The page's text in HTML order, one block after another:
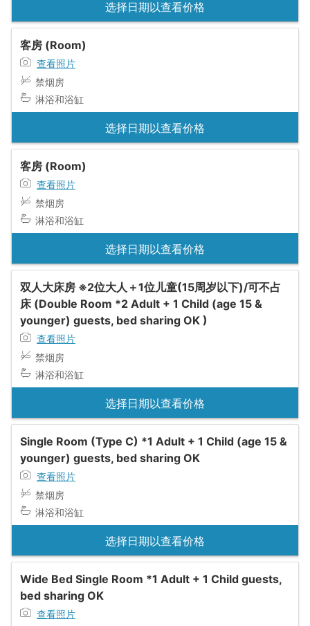
选择日期以查看价格
客房 (Room)
查看照片
禁烟房
淋浴和浴缸
选择日期以查看价格
客房 (Room)
查看照片
禁烟房
淋浴和浴缸
选择日期以查看价格
双人大床房 ※2位大人＋1位儿童(15周岁以下)/可不占
床 (Double Room *2 Adult + 1 Child (age 15 &
younger) guests, bed sharing OK )
查看照片
禁烟房
淋浴和浴缸
选择日期以查看价格
Single Room (Type C) *1 Adult + 1 Child (age 15 &
younger) guests, bed sharing OK
查看照片
禁烟房
淋浴和浴缸
选择日期以查看价格
Wide Bed Single Room *1 Adult + 1 Child guests,
bed sharing OK
查看照片